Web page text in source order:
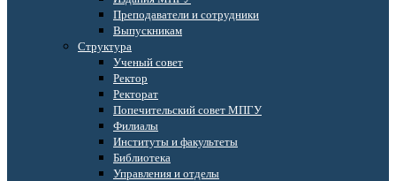
Преподаватели и сотрудники
Выпускникам
Структура
Ученый совет
Ректор
Ректорат
Попечительский совет МПГУ
Филиалы
Институты и факультеты
Библиотека
Управления и отделы